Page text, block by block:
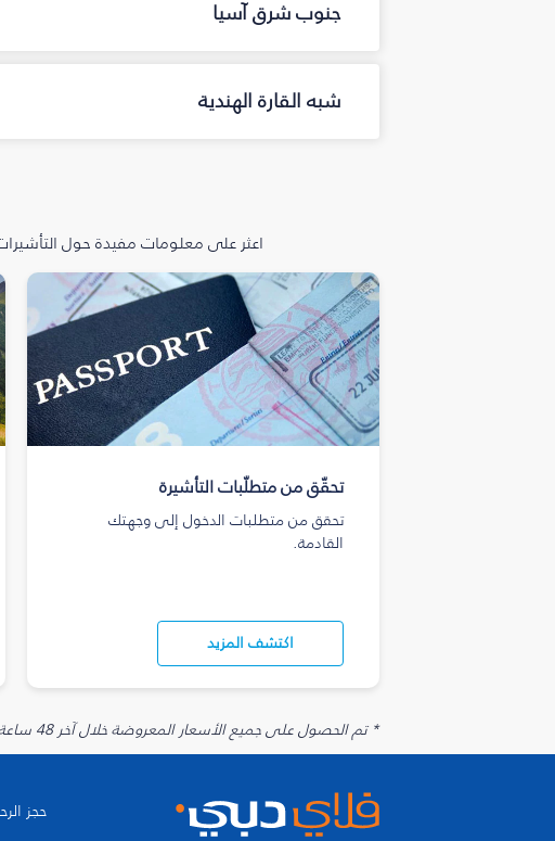
جنوب شرق آسيا
شبه القارة الهندية
اعثر على معلومات مفيدة حول
تحقّق من متطلّبات التأشيرة
تحقق من متطلبات الدخول إلى وجهتك
القادمة.
اكتشف المزيد
* تم الحصول على جميع الأسعار المعروضة خلال آخر 48 ساعة قد لا تكون متوفرة في وقت الحجز. قد يتم تطبيق رسوم إضافية على الإضافات الاختيارية.
حجز